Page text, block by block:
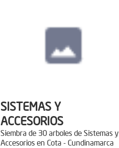
SISTEMAS Y
ACCESORIOS
Siembra de 30 arboles de Sistemas y
Accesorios en Cota - Cundinamarca